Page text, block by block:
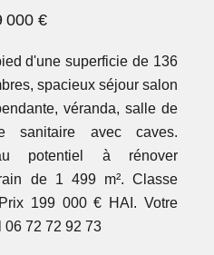
000 €
d'une superficie de 136
spacieux séjour salon
véranda, salle de
sanitaire avec caves.
potentiel à rénover
de 1 499 m². Classe
199 000 € HAI. Votre
06 72 72 92 73